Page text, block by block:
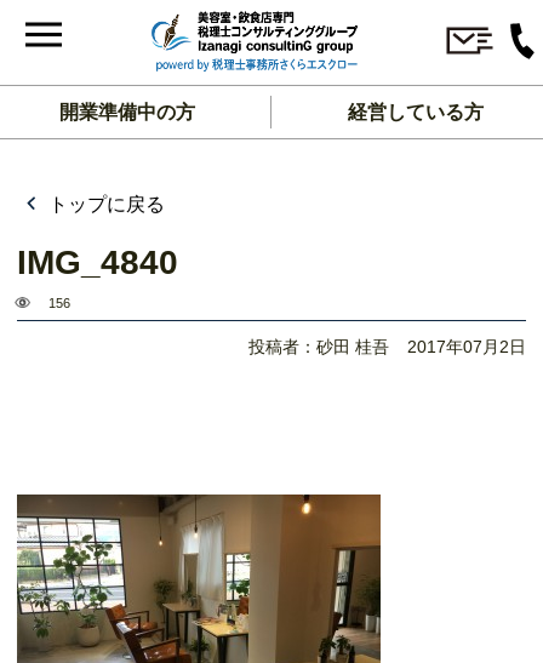
開業準備中の方 経営している方
トップに戻る
IMG_4840
156
投稿者：砂田 桂吾 2017年07月2日